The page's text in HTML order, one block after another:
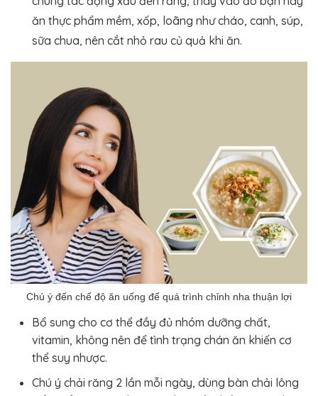
ăn thực phẩm mềm, xốp, loãng như cháo, canh, súp,
sữa chua, nên cắt nhỏ rau củ quả khi ăn.
Chú ý đến chế độ ăn uống để quá trình chỉnh nha thuận lợi
Bổ sung cho cơ thể đầy đủ nhóm dưỡng chất,
vitamin, không nên để tình trạng chán ăn khiến cơ
thể suy nhược.
Chú ý chải răng 2 lần mỗi ngày, dùng bàn chải lông